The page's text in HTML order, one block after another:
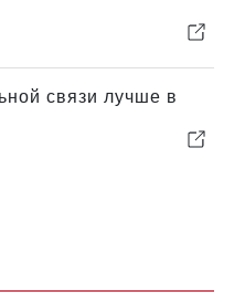
связи лучше в